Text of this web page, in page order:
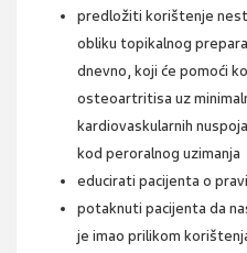
predložiti korištenje
obliku topikalnog
dnevno, koji će pomoći
osteoartritisa uz
kardiovaskularnih
kod peroralnog uzimanja
educirati pacijenta o
potaknuti pacijenta da
je imao prilikom